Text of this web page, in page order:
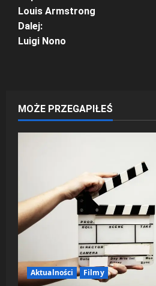
o
b
c
z
i
s
Louis Armstrong
Dalej:
Luigi Nono
MOŻE PRZEGAPIŁEŚ
Aktualności Filmy